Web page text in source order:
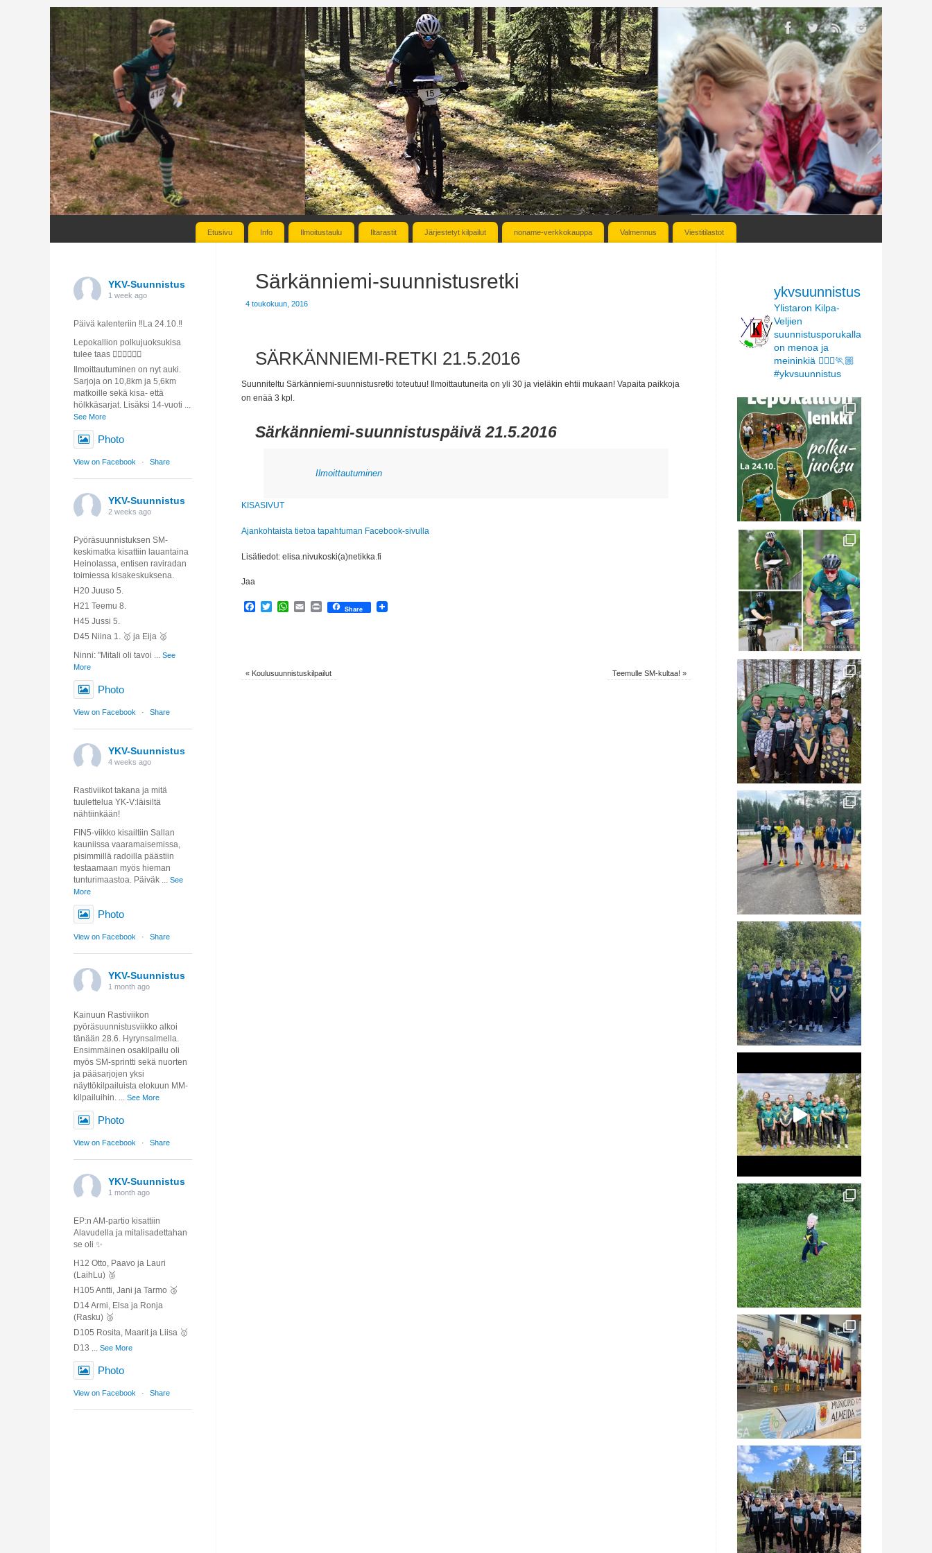
Etusivu Info Ilmoitustaulu Iltarastit Järjestetyt kilpailut noname-verkkokauppa Valmennus Viestitilastot
Särkänniemi-suunnistusretki
4 toukokuun, 2016
SÄRKÄNNIEMI-RETKI 21.5.2016
Suunniteltu Särkänniemi-suunnistusretki toteutuu! Ilmoittautuneita on yli 30 ja vieläkin ehtii mukaan! Vapaita paikkoja
on enää 3 kpl.
Särkänniemi-suunnistuspäivä 21.5.2016
Ilmoittautuminen
KISASIVUT
Ajankohtaista tietoa tapahtuman Facebook-sivulla
Lisätiedot: elisa.nivukoski(a)netikka.fi
Jaa
Facebook
TwitterWhatsApp
EmailPrint Share
« Koulusuunnistuskilpailut Teemulle SM-kultaa! »
YKV-Suunnistus
1 week ago
Päivä kalenteriin ‼️La 24.10.‼️
Lepokallion polkujuoksukisa
tulee taas 🏃🏼‍♀️🏃🏼‍♂️
Ilmoittautuminen on nyt auki.
Sarjoja on 10,8km ja 5,6km
matkoille sekä kisa- että
hölkkäsarjat. Lisäksi 14-vuoti
See More
Photo
View on Facebook · Share
YKV-Suunnistus
2 weeks ago
Pyöräsuunnistuksen SM-
keskimatka kisattiin lauantaina
Heinolassa, entisen raviradan
toimiessa kisakeskuksena.
H20 Juuso 5.
H21 Teemu 8.
H45 Jussi 5.
D45 Niina 1. 🥇 ja Eija 🥈
Ninni: "Mitali oli tavoi
See
More
Photo
View on Facebook · Share
YKV-Suunnistus
4 weeks ago
Rastiviikot takana ja mitä
tuulettelua YK-V:läisiltä
nähtiinkään!
FIN5-viikko kisailtiin Sallan
kauniissa vaaramaisemissa,
pisimmillä radoilla päästiin
testaamaan myös hieman
tunturimaastoa. Päiväk
See
More
Photo
View on Facebook · Share
YKV-Suunnistus
1 month ago
Kainuun Rastiviikon
pyöräsuunnistusviikko alkoi
tänään 28.6. Hyrynsalmella.
Ensimmäinen osakilpailu oli
myös SM-sprintti sekä nuorten
ja pääsarjojen yksi
näyttökilpailuista elokuun MM-
kilpailuihin.
See More
Photo
View on Facebook · Share
YKV-Suunnistus
1 month ago
EP:n AM-partio kisattiin
Alavudella ja mitalisadettahan
se oli ✨️
H12 Otto, Paavo ja Lauri
(LaihLu) 🥈
H105 Antti, Jani ja Tarmo 🥈
D14 Armi, Elsa ja Ronja
(Rasku) 🥈
D105 Rosita, Maarit ja Liisa 🥇
D13
See More
Photo
View on Facebook · Share
ykvsuunnistus
Ylistaron Kilpa-
Veljien
suunnistusporukalla
on menoa ja
meininkiä 🏃🏻‍♀️🏃🏼
#ykvsuunnistus